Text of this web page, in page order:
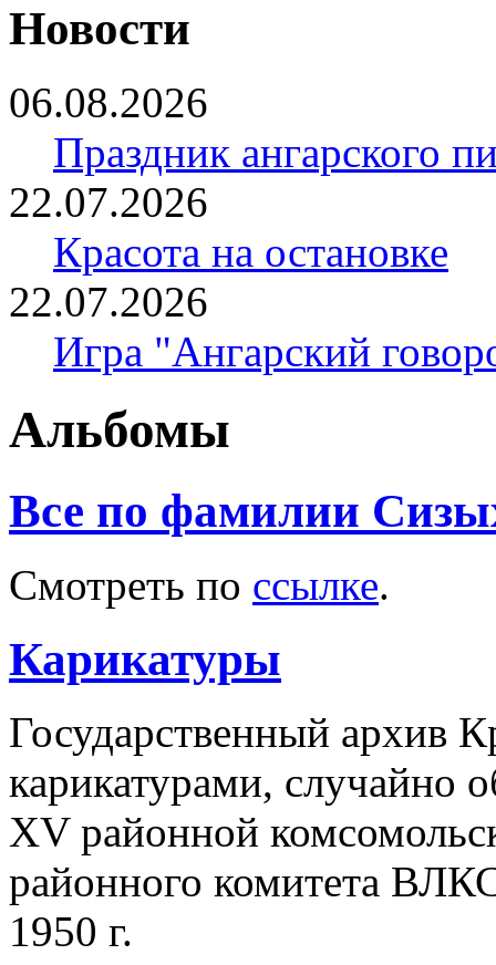
Новости
06.08.2026
Праздник ангарского
22.07.2026
Красота на остановке
22.07.2026
Игра "Ангарский
Альбомы
Все по фамилии
Смотреть по ссылке.
Карикатуры
Государственный архив
карикатурами, случайно
XV районной
районного комитета
1950 г.